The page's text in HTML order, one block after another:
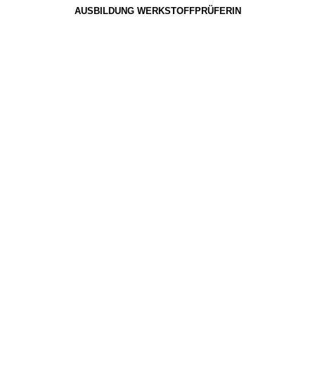
AUSBILDUNG WERKSTOFFPRÜFERIN